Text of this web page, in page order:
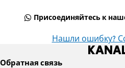
Присоединяйтесь к
Нашли ошибку?
Обратная связь